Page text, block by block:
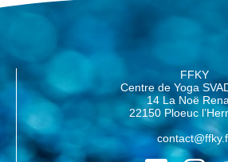
FFKY
Centre de Yoga
14 La Noë
22150 Ploeuc